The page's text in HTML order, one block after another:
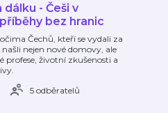
dálku - Češi v
bez hranic
Čechů, kteří se vydali za
nejen nové domovy, ale
profese, životní zkušenosti a
5 odběratelů